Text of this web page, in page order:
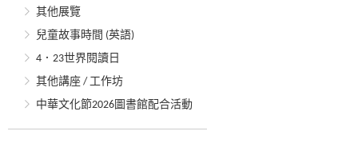
其他展覽
兒童故事時間 (英語)
4．23世界閱讀日
其他講座 / 工作坊
中華文化節2026圖書館配合活動